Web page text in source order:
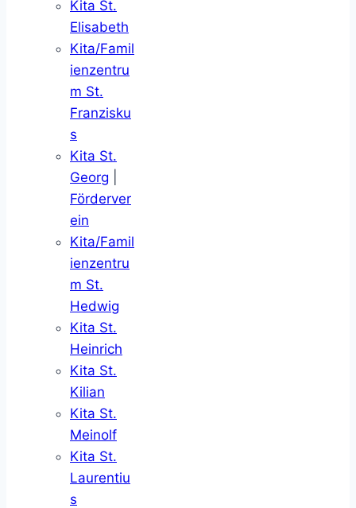
Kita St.
Elisabeth
Kita/Famil
ienzentru
m St.
Franzisku
s
Kita St.
Georg
Förderver
ein
Kita/Famil
ienzentru
m St.
Hedwig
Kita St.
Heinrich
Kita St.
Kilian
Kita St.
Meinolf
Kita St.
Laurentiu
s